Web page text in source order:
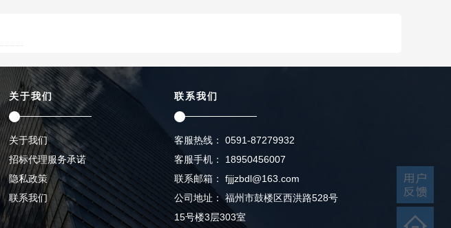
关于我们
关于我们
招标代理服务承诺
隐私政策
联系我们
联系我们
客服热线： 0591-87279932
客服手机： 18950456007
联系邮箱： fjjjzbdl@163.com
公司地址： 福州市鼓楼区西洪路528号
15号楼3层303室